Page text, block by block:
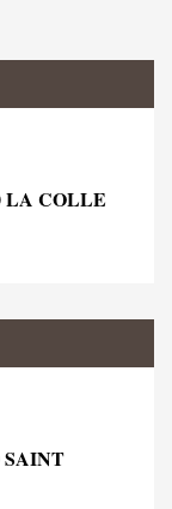
LA COLLE
SAINT